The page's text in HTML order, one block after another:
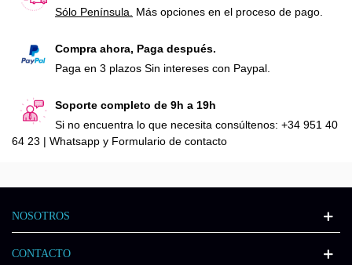
Sólo Península. Más opciones en el proceso de pago.
Compra ahora, Paga después.
Paga en 3 plazos Sin intereses con Paypal.
Soporte completo de 9h a 19h
Si no encuentra lo que necesita consúltenos: +34 951 40
64 23 | Whatsapp y Formulario de contacto
NOSOTROS
CONTACTO